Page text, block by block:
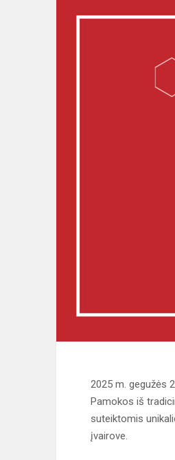
2025 m. gegužės
Pamokos iš
suteiktomis
įvairove.